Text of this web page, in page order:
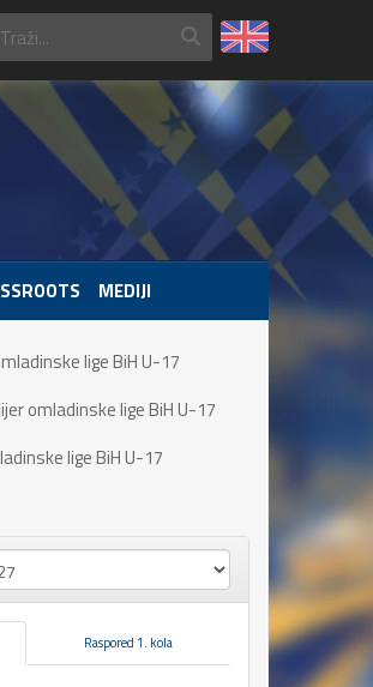
MEDIJI
lige BiH U-17
omladinske lige BiH U-17
lige BiH U-17
Raspored 1. kola